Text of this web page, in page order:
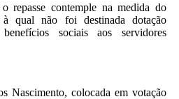
repasse contemple na medida do
qual não foi destinada dotação
sociais aos servidores
Nascimento, colocada em votação